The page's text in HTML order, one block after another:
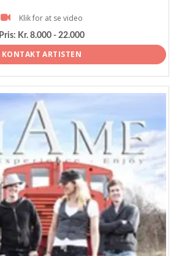
Klik for at se video
Pris: Kr. 8.000 - 22.000
KONTAKT ARTISTEN